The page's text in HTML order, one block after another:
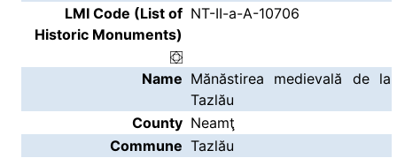
LMI Code (List of
Historic Monuments)
NT-II-a-A-10706
Name Mănăstirea medievală de la
Tazlău
County Neamţ
Commune Tazlău